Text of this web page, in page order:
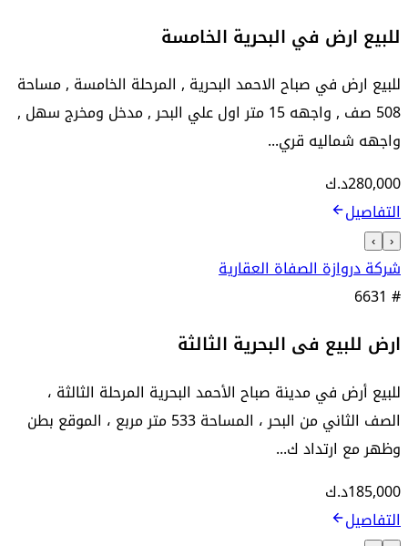
للبيع ارض في البحرية الخامسة
للبيع ارض في صباح الاحمد البحرية , المرحلة الخامسة , مساحة
508 صف , واجهه 15 متر اول علي البحر , مدخل ومخرج سهل ,
واجهه شماليه قري...
280,000د.ك
التفاصيل
‹
›
شركة دروازة الصفاة العقارية
6631 #
ارض للبيع فى البحرية الثالثة
للبيع أرض في مدينة صباح الأحمد البحرية المرحلة الثالثة ،
الصف الثاني من البحر ، المساحة 533 متر مربع ، الموقع بطن
وظهر مع ارتداد ك...
185,000د.ك
التفاصيل